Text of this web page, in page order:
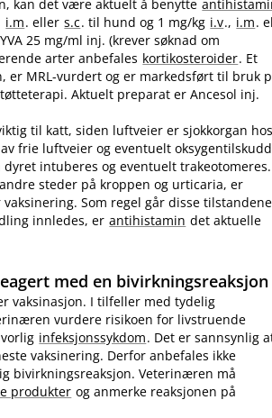
kan det være aktuelt å benytte
i.m. eller s.c. til hund og 1 mg/kg i.v., i.m.
25 mg/ml inj. (krever søknad om
arter anbefales kortikosteroider. Et
er MRL-vurdert og er markedsført til bruk
Aktuelt preparat er Ancesol inj.
til katt, siden luftveier er sjokkorgan hos
frie luftveier og eventuelt
intuberes og eventuelt trakeotomeres.
steder på kroppen og urticaria, er
Som regel går disse tilstandene
innledes, er antihistamin det aktuelle
med en bivirkningsreaksjon
vaksinasjon. I tilfeller med tydelig
vurdere risikoen for livstruende
infeksjonssykdom. Det er sannsynlig
vaksinering. Derfor anbefales ikke
bivirkningsreaksjon. Veterinæren må
produkter og anmerke reaksjonen på